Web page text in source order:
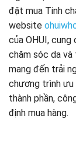
đặt mua Tinh
website
của OHUI,
chăm sóc da
mang đến trải
chương trình ưu
thành phần,
định mua hàng.